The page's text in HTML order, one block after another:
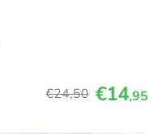
€24,50 €14,95